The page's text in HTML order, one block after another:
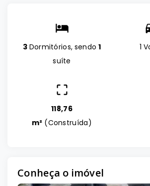
3 Dormitórios, sendo 1
suíte
1
118,76
m² (Construída)
Conheça o imóvel